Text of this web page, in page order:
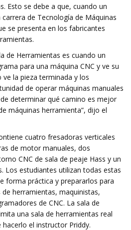
Esto se debe a que, cuando un
de Tecnología de Máquinas
se presenta en los fabricantes
de Herramientas es cuando un
para una máquina CNC y ve su
la pieza terminada y los
de operar máquinas manuales
determinar qué camino es mejor
máquinas herramienta”, dijo el
cuatro fresadoras verticales
de motor manuales, dos
CNC de sala de peaje Hass y un
Los estudiantes utilizan todas estas
forma práctica y prepararlos para
herramientas, maquinistas,
de CNC. La sala de
una sala de herramientas real
el instructor Priddy.